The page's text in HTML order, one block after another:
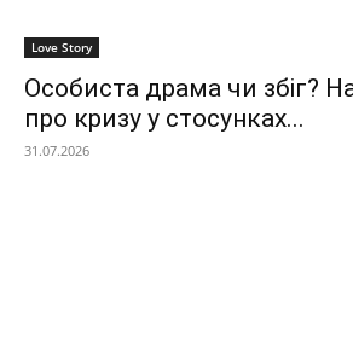
Love Story
Особиста драма чи збіг?
про кризу у стосунках...
31.07.2026